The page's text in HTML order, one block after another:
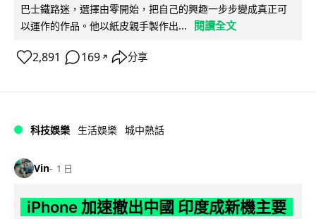
巴士鐵路迷，選擇由零開始，把自己的興趣一步步變成真正可
以運作的作品。他以紙皮親手製作出...
閱讀全文
2,891 169 ↗ 分享
科技娛樂 生活娛樂 城中熱話
Vin 1 日
iPhone 加速撤出中國 印度成新機主要